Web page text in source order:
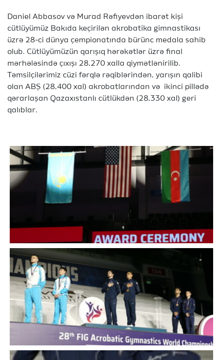
Daniel Abbasov və Murad Rəfiyevdən ibarət kişi
cütlüyümüz Bakıda keçirilən akrobatika gimnastikası
üzrə 28-ci dünya çempionatında bürünc medala sahib
olub. Cütlüyümüzün qarışıq hərəkətlər üzrə final
mərhələsində çıxışı 28,270 xalla qiymətlənirilib.
Təmsilçilərimiz cüzi fərqlə rəqiblərindən, yarışın qalibi
olan ABŞ (28,400 xal) akrobatlarından və ikinci pillədə
qərarlaşan Qazaxıstanlı cütlükdən (28,330 xal) geri
qalıblar.